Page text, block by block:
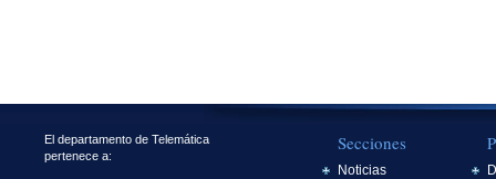
El departamento de Telemática
pertenece a:
Secciones
Noticias